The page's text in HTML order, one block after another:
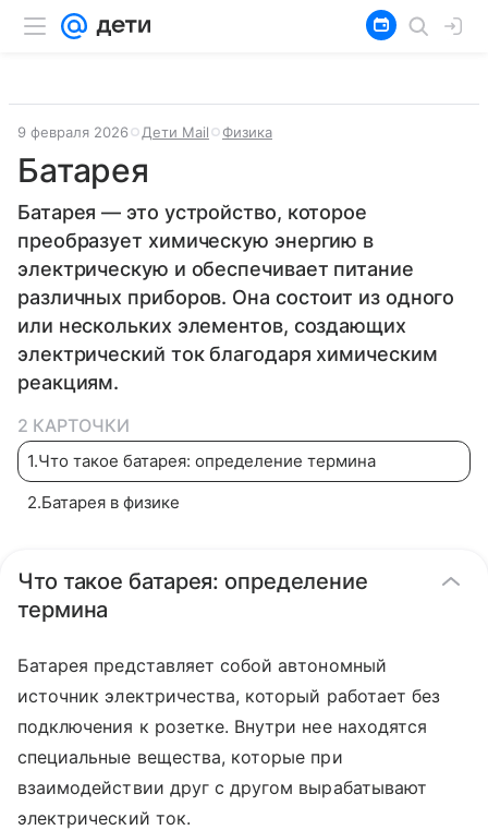
9 февраля 2026 Дети Mail Физика
Батарея
Батарея — это устройство, которое
преобразует химическую энергию в
электрическую и обеспечивает питание
различных приборов. Она состоит из одного
или нескольких элементов, создающих
электрический ток благодаря химическим
реакциям.
2 КАРТОЧКИ
1.Что такое батарея: определение термина
2.Батарея в физике
Что такое батарея: определение
термина
Батарея представляет собой автономный
источник электричества, который работает без
подключения к розетке. Внутри нее находятся
специальные вещества, которые при
взаимодействии друг с другом вырабатывают
электрический ток.